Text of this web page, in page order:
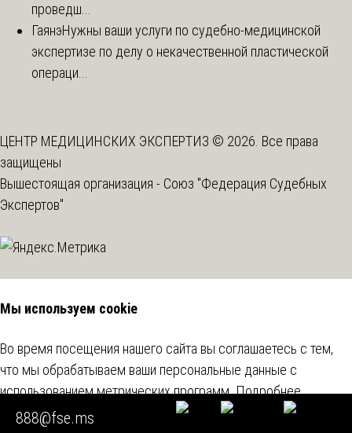
проведш...
ГаянэНужны ваши услуги по судебно-медицинской
экспертизе по делу о некачественной пластической
операци...
ЦЕНТР МЕДИЦИНСКИХ ЭКСПЕРТИЗ © 2026. Все права
защищены
Вышестоящая организация - Союз "Федерация Судебных
Экспертов"
888@fse.ms
Мы используем cookie
Во время посещения нашего сайта вы соглашаетесь с тем,
что мы обрабатываем ваши персональные данные с
использованием метрических программ.Подробнее